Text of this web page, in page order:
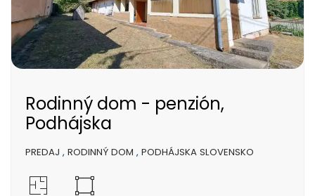
Rodinný dom - penzión,
Podhájska
PREDAJ , RODINNÝ DOM , PODHÁJSKA SLOVENSKO